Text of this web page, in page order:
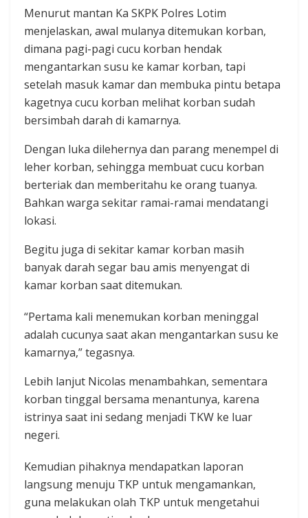
Menurut mantan Ka SKPK Polres Lotim
menjelaskan, awal mulanya ditemukan korban,
dimana pagi-pagi cucu korban hendak
mengantarkan susu ke kamar korban, tapi
setelah masuk kamar dan membuka pintu betapa
kagetnya cucu korban melihat korban sudah
bersimbah darah di kamarnya.
Dengan luka dilehernya dan parang menempel di
leher korban, sehingga membuat cucu korban
berteriak dan memberitahu ke orang tuanya.
Bahkan warga sekitar ramai-ramai mendatangi
lokasi.
Begitu juga di sekitar kamar korban masih
banyak darah segar bau amis menyengat di
kamar korban saat ditemukan.‎
“Pertama kali menemukan korban meninggal
adalah cucunya saat akan mengantarkan susu ke
kamarnya,” tegasnya.‎
Lebih lanjut Nicolas menambahkan, sementara
korban tinggal bersama menantunya, karena
istrinya saat ini sedang menjadi TKW ke luar
negeri.
Kemudian pihaknya mendapatkan laporan
langsung menuju TKP untuk mengamankan,
guna melakukan olah TKP untuk mengetahui